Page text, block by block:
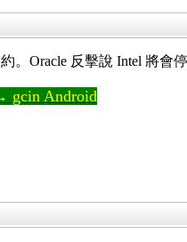
。Oracle 反擊說 Intel 將會
gcin Android